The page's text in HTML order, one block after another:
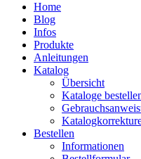
Home
Blog
Infos
Produkte
Anleitungen
Katalog
Übersicht
Kataloge
Bestellen
Informationen